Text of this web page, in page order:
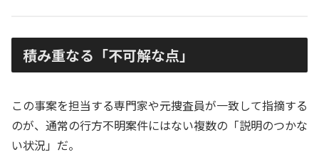
積み重なる「不可解な点」
この事案を担当する専門家や元捜査員が一致して指摘する
のが、通常の行方不明案件にはない複数の「説明のつかな
い状況」だ。